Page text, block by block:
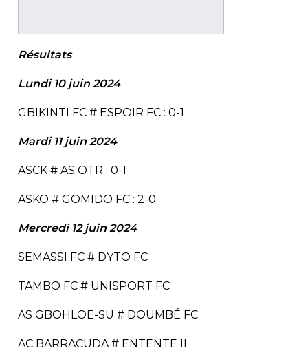
Résultats
Lundi 10 juin 2024
GBIKINTI FC # ESPOIR FC : 0-1
Mardi 11 juin 2024
ASCK # AS OTR : 0-1
ASKO # GOMIDO FC : 2-0
Mercredi 12 juin 2024
SEMASSI FC # DYTO FC
TAMBO FC # UNISPORT FC
AS GBOHLOE-SU # DOUMBÉ FC
AC BARRACUDA # ENTENTE II